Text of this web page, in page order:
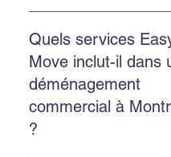
Oui. Easy Move
bien pour les petits
que pour les grands
Quels services
Move inclut-il dans
déménagement
commercial à
?